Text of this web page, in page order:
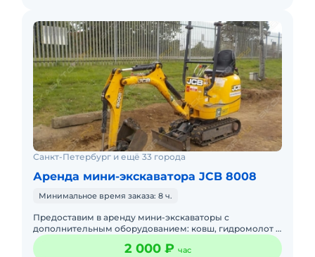
Санкт-Петербург и ещё 33 города
Аренда мини-экскаватора JCB 8008
Минимальное время заказа: 8 ч.
Предоставим в аренду мини-экскаваторы с
дополнительным оборудованием: ковш, гидромолот и
бур. Минимальный заказ спецтехники - одна смена,
доставка эвакуатором о2 000 ₽ час